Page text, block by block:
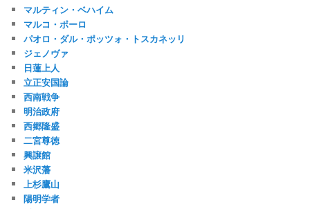
マルティン・ベハイム
マルコ・ポーロ
パオロ・ダル・ポッツォ・トスカネッリ
ジェノヴァ
日蓮上人
立正安国論
西南戦争
明治政府
西郷隆盛
二宮尊徳
興譲館
米沢藩
上杉鷹山
陽明学者